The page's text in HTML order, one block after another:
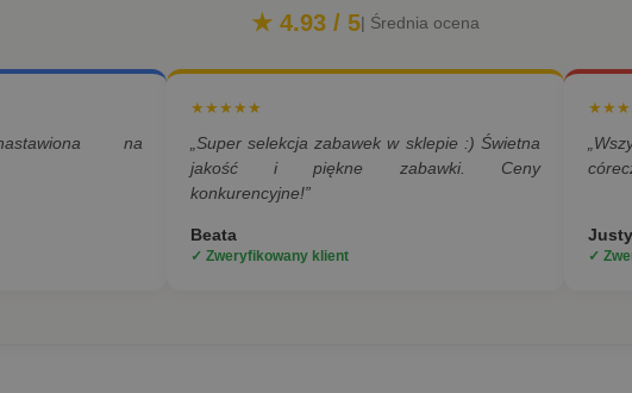
★ 4.93 / 5| Średnia ocena
na
★★★★★
„Super selekcja zabawek w sklepie :) Świetna
jakość i piękne zabawki. Ceny
konkurencyjne!”
Beata
✓ Zweryfikowany klient ✓